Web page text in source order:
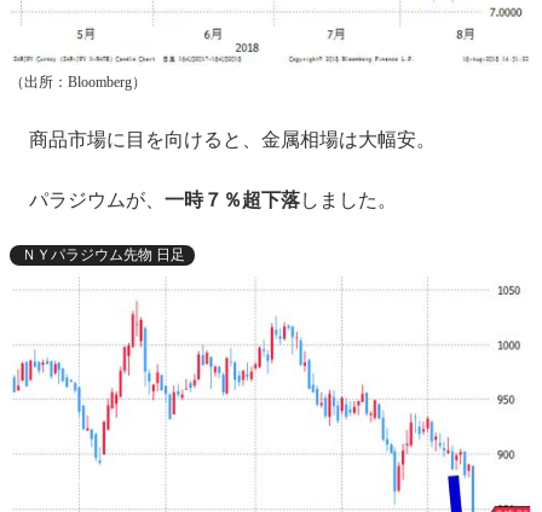
（出所：Bloomberg）
商品市場に目を向けると、金属相場は大幅安。
パラジウムが、 一時７％超下落しました。
ＮＹパラジウム先物 日足